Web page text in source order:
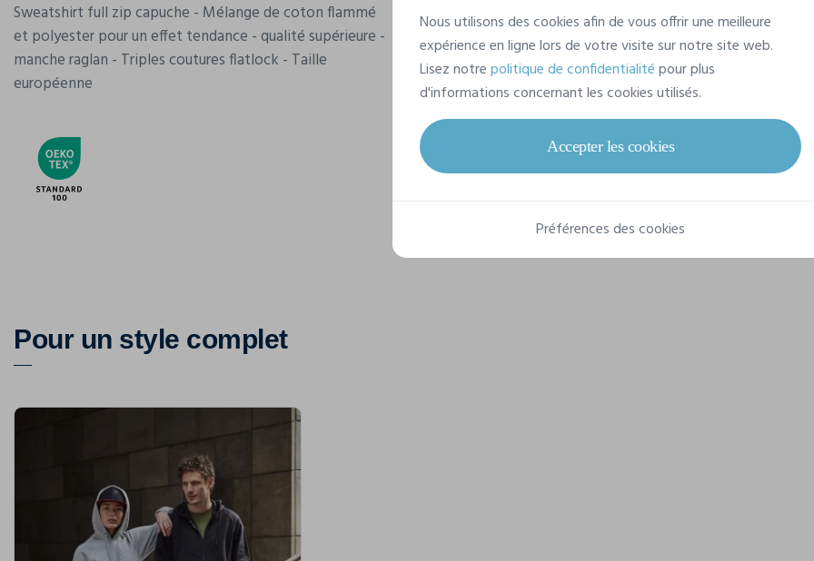
Sweatshirt full zip capuche - Mélange de coton flammé
et polyester pour un effet tendance - qualité supérieure -
manche raglan - Triples coutures flatlock - Taille
européenne
Marque
Clique
Référence
021046
Composition
80% coton flammé - 20% polyester
Pour un style complet
Nous utilisons des cookies afin de vous offrir une meilleure
expérience en ligne lors de votre visite sur notre site web.
Lisez notrepolitique de confidentialitépour plus
d'informations concernant les cookies utilisés.
Accepter les cookies
Préférences des cookies